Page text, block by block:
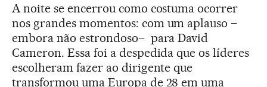
A noite se encerrou como costuma ocorrer
nos grandes momentos: com um aplauso –
embora não estrondoso– para David
Cameron. Essa foi a despedida que os líderes
escolheram fazer ao dirigente que
transformou uma Europa de 28 em uma